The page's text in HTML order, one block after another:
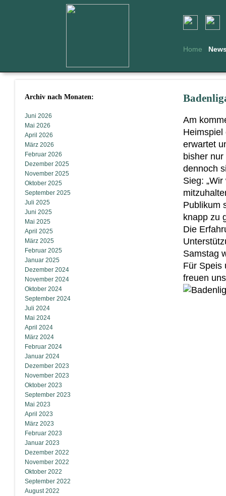
Home
Archiv nach Monaten:
Juni 2026
Mai 2026
April 2026
März 2026
Februar 2026
Dezember 2025
November 2025
Oktober 2025
September 2025
Juli 2025
Juni 2025
Mai 2025
April 2025
März 2025
Februar 2025
Januar 2025
Dezember 2024
November 2024
Oktober 2024
September 2024
Juli 2024
Mai 2024
April 2024
März 2024
Februar 2024
Januar 2024
Dezember 2023
November 2023
Oktober 2023
September 2023
Mai 2023
April 2023
März 2023
Februar 2023
Januar 2023
Dezember 2022
November 2022
Oktober 2022
September 2022
August 2022
Am
Heimspiel
erwartet
bisher
dennoch
Sieg:
Publikum
knapp zu
Die
Samstag
Für Speis
freuen